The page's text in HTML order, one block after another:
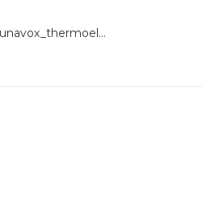
manual_dunavox_thermoelectric_dx